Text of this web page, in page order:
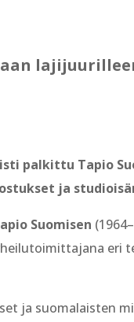
palkittu Tapio
ja
Suomisen
eri
ja suomalaisten